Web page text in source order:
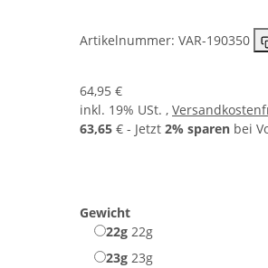
Artikelnummer: VAR-190350
64,95 €
inkl. 19% USt. ,
63,65 € - Jetzt 2% sparen bei
Gewicht
22g 22g
23g 23g